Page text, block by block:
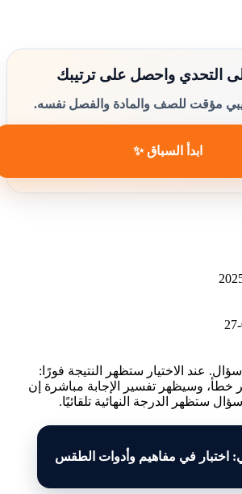
التحدي واحصل على ترتيبك
مؤقت للصف والمادة والفصل نفسه.
ابدأ السباق ✨
عند الاختيار ستظهر النتيجة فورًا:
خطأ، وسيظهر تفسير الإجابة مباشرة إن
ستظهر الدرجة النهائية تلقائيًا.
اختبار في مفاهيم وأدوات الطقس